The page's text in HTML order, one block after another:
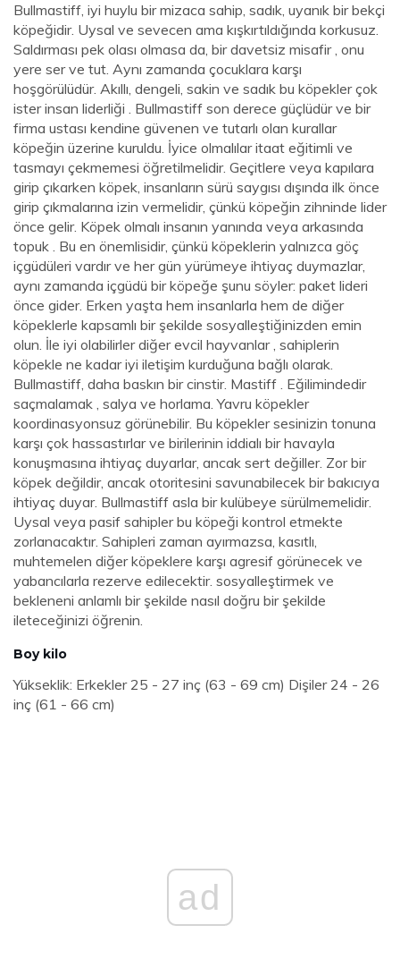
Bullmastiff, iyi huylu bir mizaca sahip, sadık, uyanık bir bekçi
köpeğidir. Uysal ve sevecen ama kışkırtıldığında korkusuz.
Saldırması pek olası olmasa da, bir davetsiz misafir , onu
yere ser ve tut. Aynı zamanda çocuklara karşı
hoşgörülüdür. Akıllı, dengeli, sakin ve sadık bu köpekler çok
ister insan liderliği . Bullmastiff son derece güçlüdür ve bir
firma ustası kendine güvenen ve tutarlı olan kurallar
köpeğin üzerine kuruldu. İyice olmalılar itaat eğitimli ve
tasmayı çekmemesi öğretilmelidir. Geçitlere veya kapılara
girip çıkarken köpek, insanların sürü saygısı dışında ilk önce
girip çıkmalarına izin vermelidir, çünkü köpeğin zihninde lider
önce gelir. Köpek olmalı insanın yanında veya arkasında
topuk . Bu en önemlisidir, çünkü köpeklerin yalnızca göç
içgüdüleri vardır ve her gün yürümeye ihtiyaç duymazlar,
aynı zamanda içgüdü bir köpeğe şunu söyler: paket lideri
önce gider. Erken yaşta hem insanlarla hem de diğer
köpeklerle kapsamlı bir şekilde sosyalleştiğinizden emin
olun. İle iyi olabilirler diğer evcil hayvanlar , sahiplerin
köpekle ne kadar iyi iletişim kurduğuna bağlı olarak.
Bullmastiff, daha baskın bir cinstir. Mastiff . Eğilimindedir
saçmalamak , salya ve horlama. Yavru köpekler
koordinasyonsuz görünebilir. Bu köpekler sesinizin tonuna
karşı çok hassastırlar ve birilerinin iddialı bir havayla
konuşmasına ihtiyaç duyarlar, ancak sert değiller. Zor bir
köpek değildir, ancak otoritesini savunabilecek bir bakıcıya
ihtiyaç duyar. Bullmastiff asla bir kulübeye sürülmemelidir.
Uysal veya pasif sahipler bu köpeği kontrol etmekte
zorlanacaktır. Sahipleri zaman ayırmazsa, kasıtlı,
muhtemelen diğer köpeklere karşı agresif görünecek ve
yabancılarla rezerve edilecektir. sosyalleştirmek ve
bekleneni anlamlı bir şekilde nasıl doğru bir şekilde
ileteceğinizi öğrenin.
Boy kilo
Yükseklik: Erkekler 25 - 27 inç (63 - 69 cm) Dişiler 24 - 26
inç (61 - 66 cm)
ad